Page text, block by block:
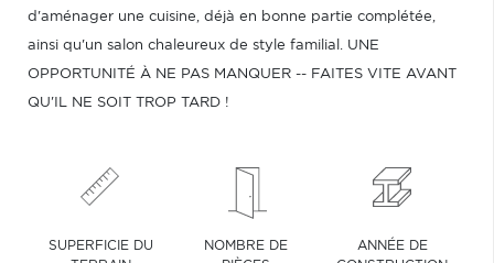
d'aménager une cuisine, déjà en bonne partie complétée,
ainsi qu'un salon chaleureux de style familial. UNE
OPPORTUNITÉ À NE PAS MANQUER -- FAITES VITE AVANT
QU'IL NE SOIT TROP TARD !
SUPERFICIE DU
NOMBRE DE
ANNÉE DE